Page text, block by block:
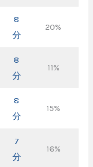
8
分
20%
8
分
11%
8
分
15%
7
分
16%